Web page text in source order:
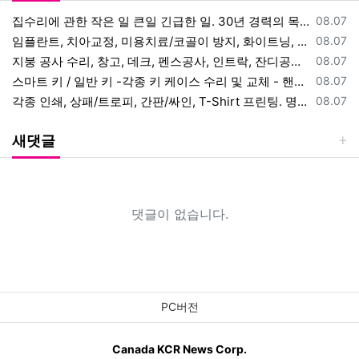
등록일
08.07
집수리에 관한 작은 일 큰일 긴급한 일. 30년 경력의 목수에게 맡겨 주
등록일
08.07
임플란트, 치아교정, 미용치료/코골이 방지, 화이트닝, 사랑니 발치. 직
등록일
08.07
지붕 공사 수리, 창고, 데크, 펜스공사, 인트락, 잔디공사, 나무 자르
등록일
08.07
스마트 키 / 일반 키 -각종 키 케이스 수리 및 교체 - 핸드폰 키(스
등록일
08.07
각종 인쇄, 상패/트로피, 간판/싸인, T-Shirt 프린팅. 명함, 전
새댓글
댓글이 없습니다.
PC버전
Canada KCR News Corp.